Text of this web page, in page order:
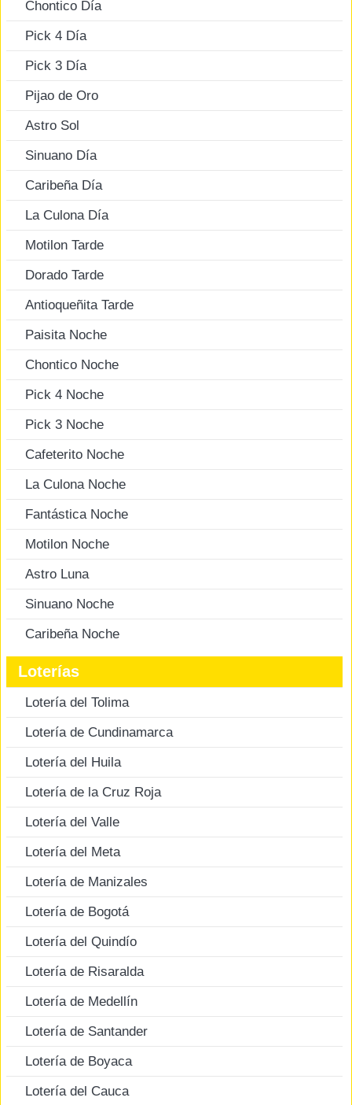
Chontico Día
Pick 4 Día
Pick 3 Día
Pijao de Oro
Astro Sol
Sinuano Día
Caribeña Día
La Culona Día
Motilon Tarde
Dorado Tarde
Antioqueñita Tarde
Paisita Noche
Chontico Noche
Pick 4 Noche
Pick 3 Noche
Cafeterito Noche
La Culona Noche
Fantástica Noche
Motilon Noche
Astro Luna
Sinuano Noche
Caribeña Noche
Loterías
Lotería del Tolima
Lotería de Cundinamarca
Lotería del Huila
Lotería de la Cruz Roja
Lotería del Valle
Lotería del Meta
Lotería de Manizales
Lotería de Bogotá
Lotería del Quindío
Lotería de Risaralda
Lotería de Medellín
Lotería de Santander
Lotería de Boyaca
Lotería del Cauca